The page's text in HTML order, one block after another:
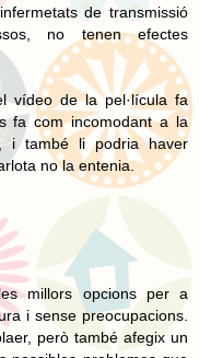
de transmissió
no tenen efectes
vídeo de la pel·lícula fa
fa com incomodant a la
i també li podria haver
no la entenia.
millors opcions per a
i sense preocupacions.
però també afegix un